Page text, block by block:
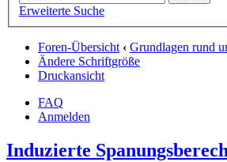
Erweiterte Suche
Foren-Übersicht ‹ Grundlagen rund
Ändere Schriftgröße
Druckansicht
FAQ
Anmelden
Induzierte